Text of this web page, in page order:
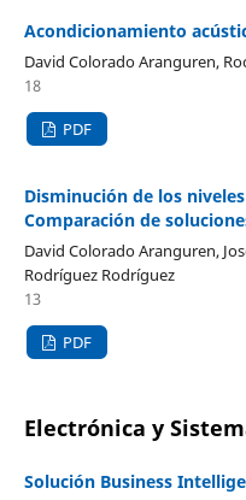
Acondicionamiento
David Colorado Aranguren,
18
PDF
Disminución de los
Comparación de
David Colorado Aranguren,
Rodríguez Rodríguez
13
PDF
Electrónica y
Solución Business